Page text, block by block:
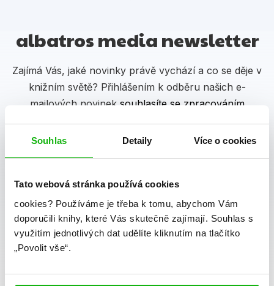
Souhlas Detaily Více o cookies
Tato webová stránka používá cookies
cookies? Používáme je třeba k tomu, abychom Vám
doporučili knihy, které Vás skutečně zajímají. Souhlas s
využitím jednotlivých dat udělíte kliknutím na tlačítko
„Povolit vše“.
albatros media newsletter
Zajímá Vás, jaké novinky právě vychází a co se děje v
knižním světě? Přihlášením k odběru našich e-
mailových novinek souhlasíte se zpracováním
Vaše e-mailová adresa
Potvrdit
Souhlasím se zpracováním osobních údajů
Vaše e-mailová adresa je u nás v bezpečí.
Přečtěte si naše podmínky zpracování